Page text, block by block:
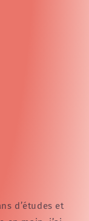
d’études et